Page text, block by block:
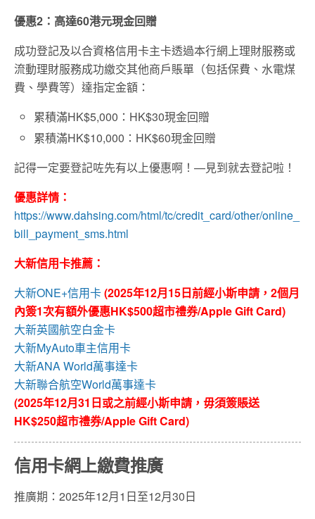
優惠2：高達60港元現金回贈
成功登記及以合資格信用卡主卡透過本行網上理財服務或
流動理財服務成功繳交其他商戶賬單（包括保費、水電煤
費、學費等）達指定金額：
累積滿HK$5,000：HK$30現金回贈
累積滿HK$10,000：HK$60現金回贈
記得一定要登記咗先有以上優惠啊！—見到就去登記啦！
優惠詳情：
https://www.dahsing.com/html/tc/credit_card/other/online_
bill_payment_sms.html
大新信用卡推薦：
大新ONE+信用卡(2025年12月15日前經小斯申請，2個月
內簽1次有額外優惠HK$500超市禮券/Apple Gift Card)
大新英國航空白金卡
大新MyAuto車主信用卡
大新ANA World萬事達卡
大新聯合航空World萬事達卡
(2025年12月31日或之前經小斯申請，毋須簽賬送
HK$250超市禮券/Apple Gift Card)
信用卡網上繳費推廣
推廣期：2025年12月1日至12月30日